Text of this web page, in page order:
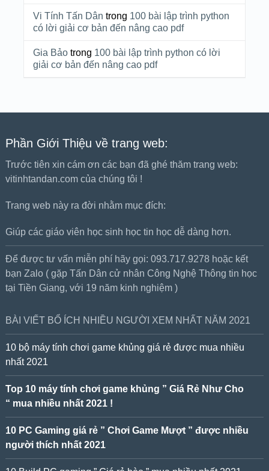
Vi Tính Tấn Dân trong 100 bài lập trình python
có lời giải cơ bản đến nâng cao pdf
Gia Bảotrong 100 bài lập trình python có lời
giải cơ bản đến nâng cao pdf
Phần Giới Thiệu về trang web:
Trước tiên xin cám ơn các bạn đã ghé thăm trang web:
vitinhtandan.com của chúng tôi !
Trang web này ra đời nhằm mục đích:
Giúp các giáo viên học sinh học tin học dễ dàng hơn.
Để được tư vấn miễn phí hãy gọi: 093.717.9278 hoặc kết
bạn Zalo ( gặp Tấn Dân cử nhân Công Nghệ Thông tin học
tại Tiền Giang, với 19 năm kinh nghiệm )
BÀI VIẾT BỔ ÍCH NHIỀU NGƯỜI XEM NHẤT NĂM 2021
10 bộ máy tính chơi game khủng giá rẻ được mua nhiều
nhất 2021
Top 10 máy tính chơi game khủng ” Giá Rẻ Như Cho
“ mua nhiều nhất 2021 !
10 PC Gaming giá rẻ ” Chơi Game Mượt ” được nhiều
người thích nhất 2021